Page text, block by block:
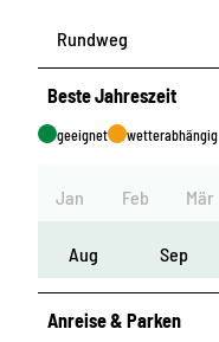
Rundweg
Beste Jahreszeit
geeignet wetterabhängig
Jan Feb Mär
Aug Sep
Anreise & Parken